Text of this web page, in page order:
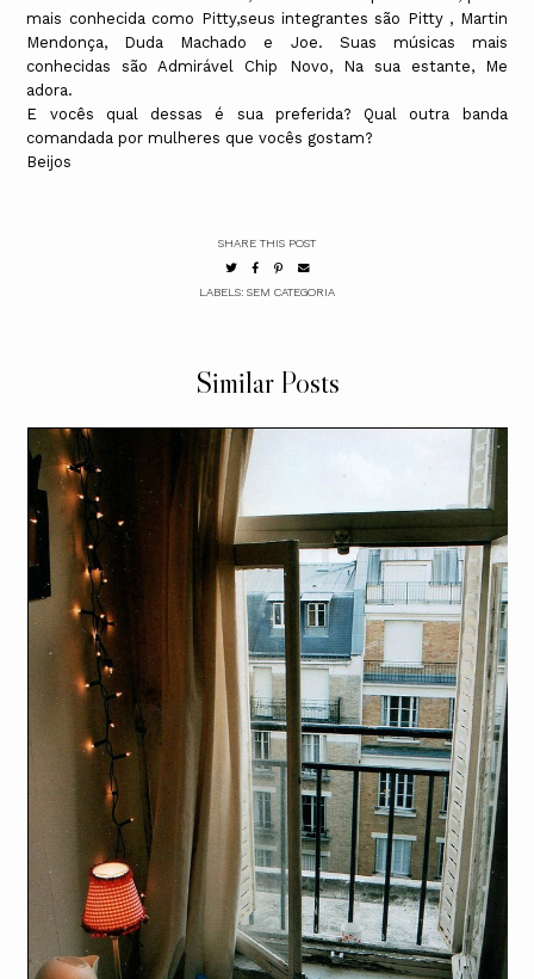
mais conhecida como Pitty,seus integrantes são Pitty , Martin
Mendonça, Duda Machado e Joe. Suas músicas mais
conhecidas são Admirável Chip Novo, Na sua estante, Me
adora.
E vocês qual dessas é sua preferida? Qual outra banda
comandada por mulheres que vocês gostam?
Beijos
SHARE THIS POST
LABELS: SEM CATEGORIA
Similar Posts